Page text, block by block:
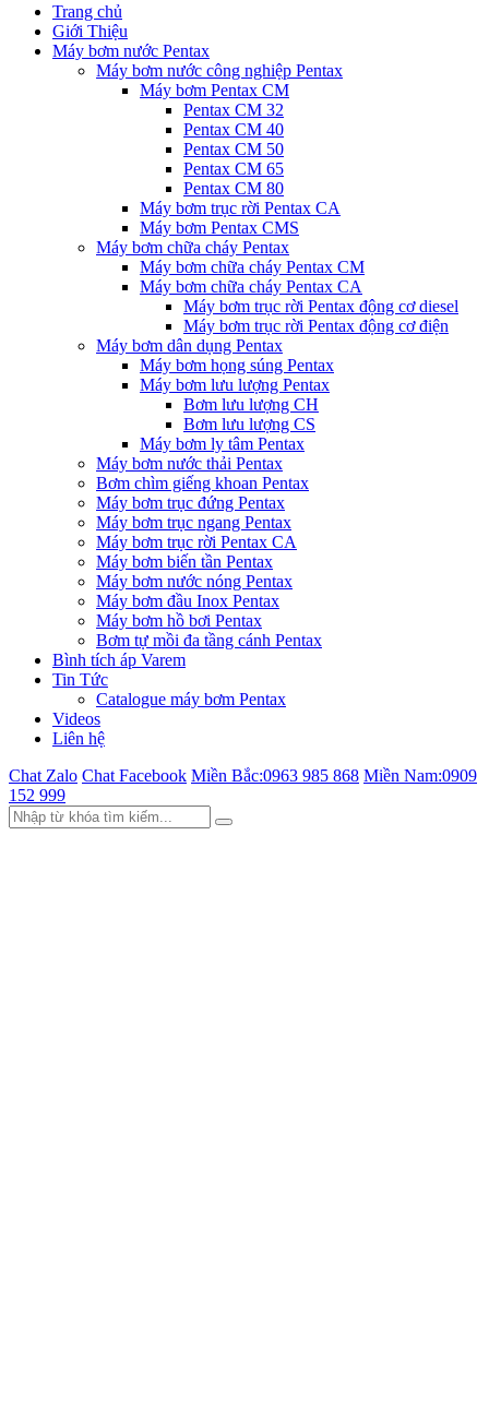
Trang chủ
Giới Thiệu
Máy bơm nước Pentax
Máy bơm nước công nghiệp Pentax
Máy bơm Pentax CM
Pentax CM 32
Pentax CM 40
Pentax CM 50
Pentax CM 65
Pentax CM 80
Máy bơm trục rời Pentax CA
Máy bơm Pentax CMS
Máy bơm chữa cháy Pentax
Máy bơm chữa cháy Pentax CM
Máy bơm chữa cháy Pentax CA
Máy bơm trục rời Pentax động cơ diesel
Máy bơm trục rời Pentax động cơ điện
Máy bơm dân dụng Pentax
Máy bơm họng súng Pentax
Máy bơm lưu lượng Pentax
Bơm lưu lượng CH
Bơm lưu lượng CS
Máy bơm ly tâm Pentax
Máy bơm nước thải Pentax
Bơm chìm giếng khoan Pentax
Máy bơm trục đứng Pentax
Máy bơm trục ngang Pentax
Máy bơm trục rời Pentax CA
Máy bơm biến tần Pentax
Máy bơm nước nóng Pentax
Máy bơm đầu Inox Pentax
Máy bơm hồ bơi Pentax
Bơm tự mồi đa tầng cánh Pentax
Bình tích áp Varem
Tin Tức
Catalogue máy bơm Pentax
Videos
Liên hệ
Chat Zalo Chat Facebook Miền Bắc:0963 985 868 Miền Nam:0909
152 999